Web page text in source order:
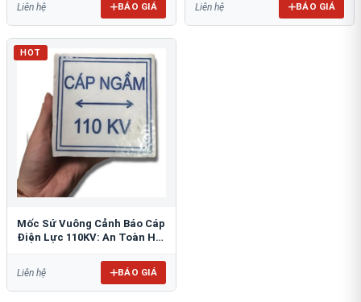
Liên hệ BÁO GIÁ Liên hệ BÁO GIÁ
HOT
Mốc Sứ Vuông Cảnh Báo Cáp
Điện Lực 110KV: An Toàn Hệ
Liên hệ BÁO GIÁ